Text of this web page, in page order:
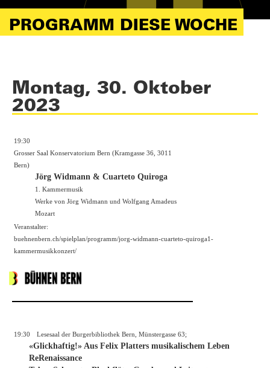
PROGRAMM DIESE WOCHE
Montag, 30. Oktober
2023
19:30
Grosser Saal Konservatorium Bern (Kramgasse 36, 3011
Bern)
Jörg Widmann & Cuarteto Quiroga
1. Kammermusik
Werke von Jörg Widmann und Wolfgang Amadeus
Mozart
Veranstalter:
buehnenbern.ch/spielplan/programm/jorg-widmann-cuarteto-quiroga1-
kammermusikkonzert/
19:30 Lesesaal der Burgerbibliothek Bern, Münstergasse 63;
«Glickhaftig!» Aus Felix Platters musikalischem Leben
ReRenaissance